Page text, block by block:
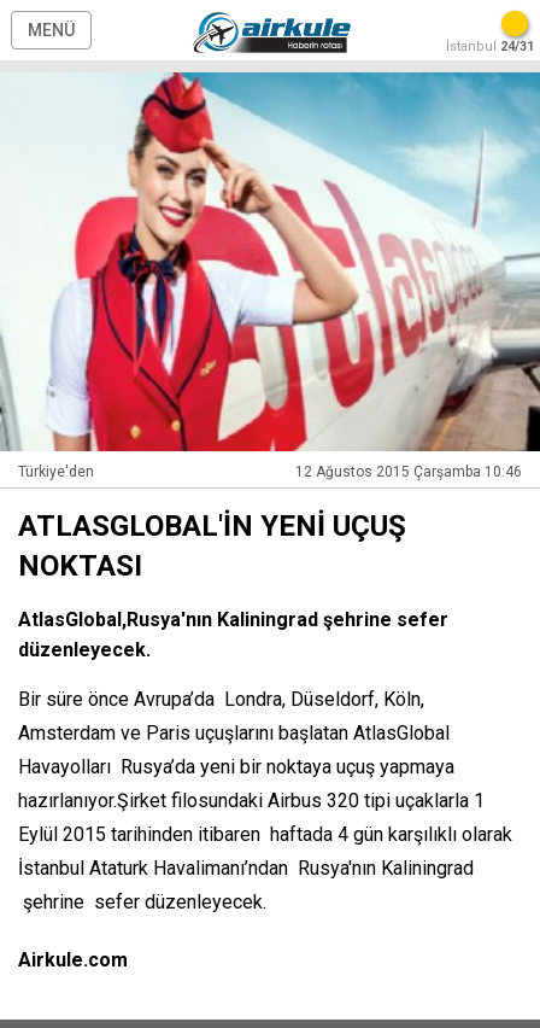
MENÜ
İstanbul 24/31
Türkiye'den 12 Ağustos 2015 Çarşamba 10:46
ATLASGLOBAL'İN YENİ UÇUŞ
NOKTASI
AtlasGlobal,Rusya'nın Kaliningrad şehrine sefer
düzenleyecek.
Bir süre önce Avrupa’da Londra, Düseldorf, Köln,
Amsterdam ve Paris uçuşlarını başlatan AtlasGlobal
Havayolları Rusya’da yeni bir noktaya uçuş yapmaya
hazırlanıyor.Şirket filosundaki Airbus 320 tipi uçaklarla 1
Eylül 2015 tarihinden itibaren haftada 4 gün karşılıklı olarak
İstanbul Ataturk Havalimanı’ndan Rusya'nın Kaliningrad
şehrine sefer düzenleyecek.
Airkule.com